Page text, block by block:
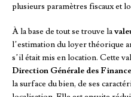
plusieurs paramètres fiscaux et
À la base de tout se trouve la
l’estimation du loyer théorique
s’il était mis en location. Cette
Direction Générale des
la surface du bien, de ses